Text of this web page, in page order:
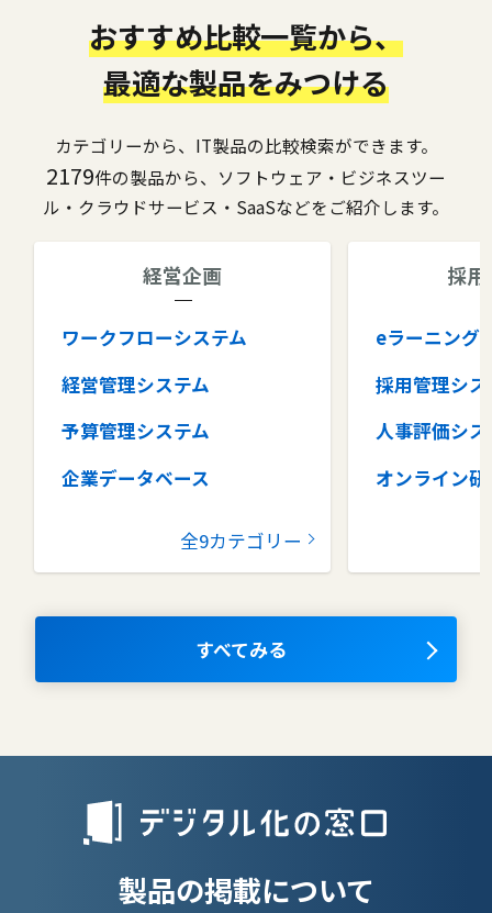
おすすめ比較一覧から、
最適な製品をみつける
カテゴリーから、IT製品の比較検索ができます。
2179件の製品から、ソフトウェア・ビジネスツー
ル・クラウドサービス・SaaSなどをご紹介します。
経営企画
ワークフローシステム
経営管理システム
予算管理システム
企業データベース
グループウェア
コラボレーションツール
ナレッジマネジメントツール
全9カテゴリー
採
eラーニング
採用管理シス
人事評価シス
オンライン研
タレントマ
OKRツール
授業支援シス
すべてみる
製品の掲載について